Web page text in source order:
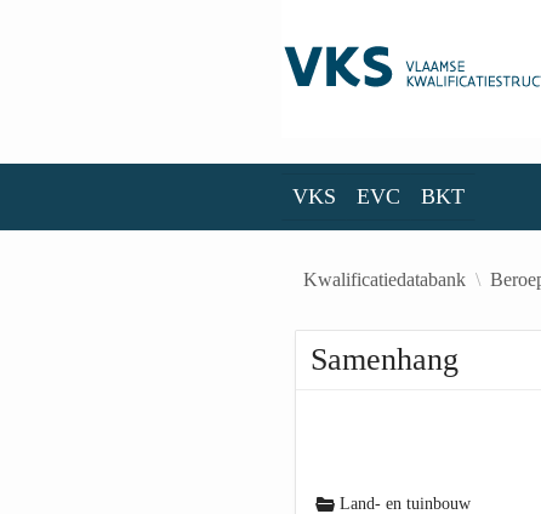
VKS EVC BKT
Kwalificatiedatabank
Samenhang
Land- en tuinbouw